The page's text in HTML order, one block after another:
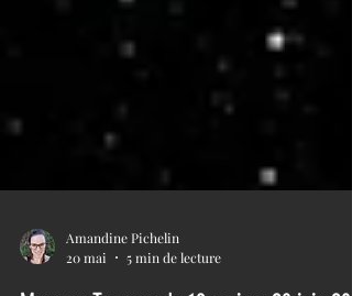
20 mai
5 min de lecture